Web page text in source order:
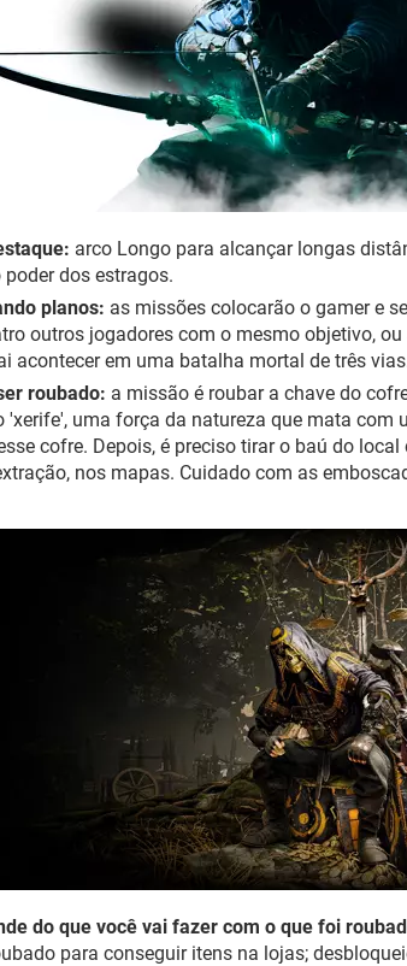
arco Longo para alcançar longas
dos estragos.
planos: as missões colocarão o gamer e
outros jogadores com o mesmo objetivo, ou
acontecer em uma batalha mortal de três
roubado: a missão é roubar a chave do
'xerife', uma força da natureza que mata com
cofre. Depois, é preciso tirar o baú do
nos mapas. Cuidado com as
do que você vai fazer com o que foi
para conseguir itens na lojas;